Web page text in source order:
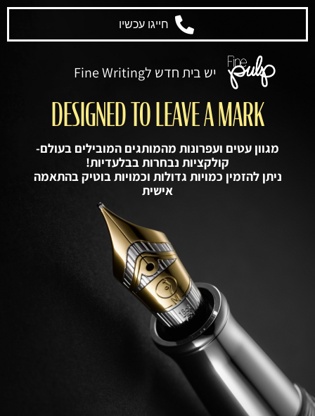
חייגו עכשיו
יש בית חדש לFine Writing
DESIGNED TO LEAVE A MARK
מגוון עטים ועפרונות מהמותגים המובילים בעולם-
קולקציות נבחרות בבלעדיות!
ניתן להזמין כמויות גדולות וכמויות בוטיק בהתאמה
אישית